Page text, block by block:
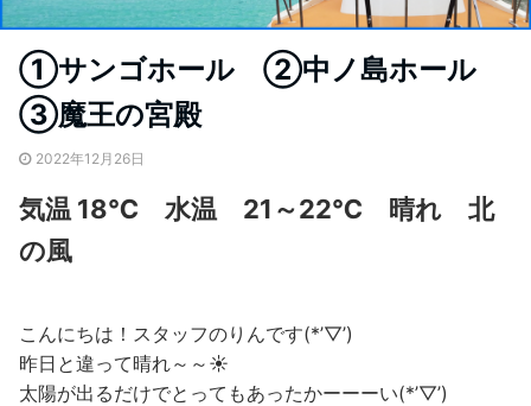
①サンゴホール ②中ノ島ホール
③魔王の宮殿
2022年12月26日
気温 18℃ 水温 21～22℃ 晴れ 北
の風
こんにちは！スタッフのりんです(*’▽’)
昨日と違って晴れ～～☀
太陽が出るだけでとってもあったかーーーい(*’▽’)